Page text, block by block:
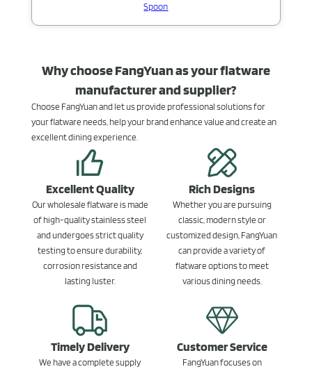
Spoon
Why choose FangYuan as your flatware
manufacturer and supplier?
Choose FangYuan and let us provide professional solutions for
your flatware needs, help your brand enhance value and create an
excellent dining experience.
Excellent Quality
Our wholesale flatware is made
of high-quality stainless steel
and undergoes strict quality
testing to ensure durability,
corrosion resistance and
lasting luster.
Rich Designs
Whether you are pursuing
classic, modern style or
customized design, FangYuan
can provide a variety of
flatware options to meet
various dining needs.
Timely Delivery
We have a complete supply
Customer Service
FangYuan focuses on